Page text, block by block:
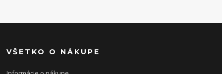
VŠETKO O NÁKUPE